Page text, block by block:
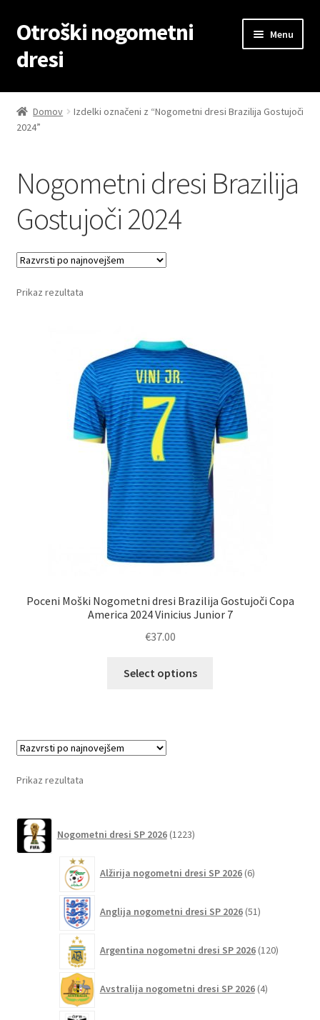
Skip
to
navigation
Skip
to
content
Otroški nogometni
dresi
Menu
Domov
Blog
Košarica
Domov
Izdelki označeni z “Nogometni dresi Brazilija Gostujoči
2024”
Nogometni dresi Brazilija
Gostujoči 2024
Prikaz rezultata
Poceni Moški Nogometni dresi Brazilija Gostujoči Copa
America 2024 Vinicius Junior 7
€37.00
Select options
Prikaz rezultata
Nogometni dresi SP 2026 1223izdelkov
Alžirija nogometni dresi SP 2026 6izdelkov
Anglija nogometni dresi SP 2026 51izdelkov
Argentina nogometni dresi SP 2026 120izdelkov
Avstralija nogometni dresi SP 2026 4izdelki